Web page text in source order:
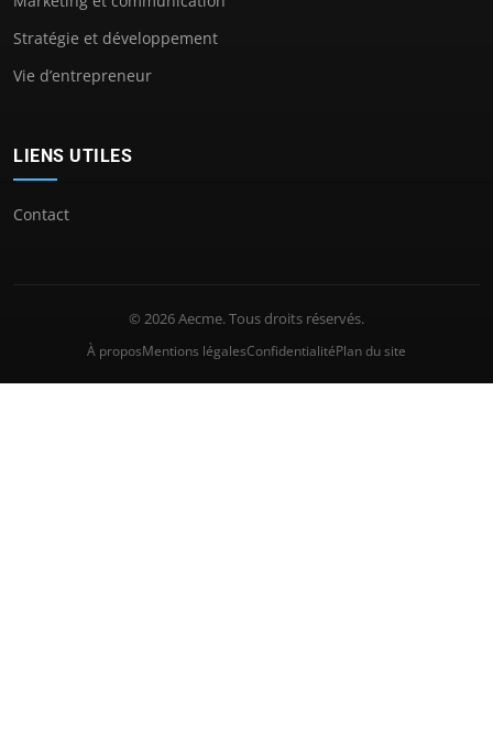
Stratégie et développement
Vie d’entrepreneur
LIENS UTILES
Contact
© 2026 Aecme. Tous droits réservés.
À proposMentions légalesConfidentialitéPlan du site